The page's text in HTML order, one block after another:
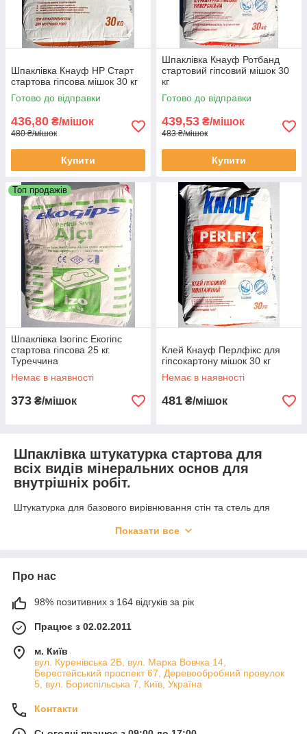
Шпаклівка Кнауф НР Старт
стартова гіпсова мішок 30 кг
Готово до відправки
436,80 ₴/мішок
480 ₴/мішок
Купити
Шпаклівка Кнауф Ротбанд
стартовий гіпсовий мішок 30
кг
Готово до відправки
439,53 ₴/мішок
483 ₴/мішок
Купити
Топ продажів
Шпаклівка Ізогіпс Екогіпс
стартова гіпсова 25 кг.
Туреччина
Немає в наявності
373 ₴/мішок
Клей Кнауф Перлфікс для
гіпсокартону мішок 30 кг
Немає в наявності
481 ₴/мішок
Шпаклівка штукатурка стартова для
всіх видів мінеральних основ для
внутрішніх робіт.
Штукатурка для базового вирівнювання стін та стель для
, перед обклеюванняммалярного скловолокна
Асортимент вирівнювальної гіпсової
Knauf HP Старт - Шпаклівка стартова гіпсова.
Knauf МР-75 - Штукатурка машинного нанесення
Knauf Ротбанд - Шпаклівка стартова та фінішна
гіпсова.
Izogips (Туреччина) - Шпаклівка стартова гіпсова.
Vetonit TT40
Показати все
Про нас
98% позитивних з 164 відгуків за рік
Працює з 02.02.2011
м. Київ
вул. Куренівська 2Б, вул. Марка Вовчка 14,
Берестейський проспект 67, Деревообробний провулок
5, вул. Бориспільська 7, Київ, Україна
Контакти